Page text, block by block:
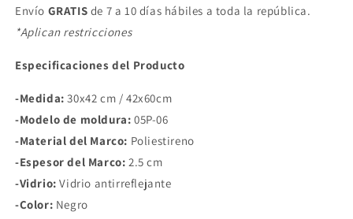
Envío GRATIS de 7 a 10 días hábiles a toda la república.
*Aplican restricciones
Especificaciones del Producto
-Medida: 30x42 cm / 42x60cm
-Modelo de moldura: 05P-06
-Material del Marco: Poliestireno
-Espesor del Marco: 2.5 cm
-Vidrio: Vidrio antirreflejante
-Color: Negro